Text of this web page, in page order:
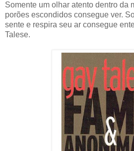
Somente um olhar atento dentro da
porões escondidos consegue ver.
sente e respira seu ar consegue
Talese.